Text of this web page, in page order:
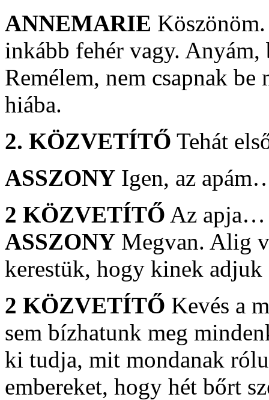
ANNEMARIE
inkább fehér vagy. Anyám,
Remélem, nem csapnak
hiába.
2. KÖZVETÍTŐ Tehát
ASSZONY Igen, az
2 KÖZVETÍTŐ Az apja…
ASSZONY Megvan. Alig
kerestük, hogy kinek adjuk
2 KÖZVETÍTŐ Kevés a
sem bízhatunk meg
ki tudja, mit mondanak
embereket, hogy hét bőrt